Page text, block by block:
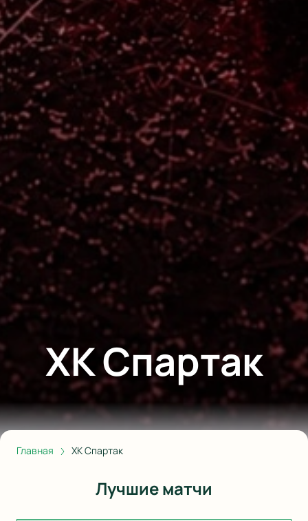
ХК Спартак
Главная ХК Спартак
Лучшие матчи